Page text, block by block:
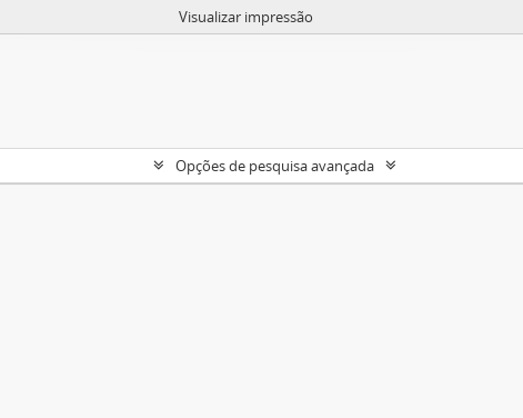
Visualizar impressão
Opções de pesquisa avançada